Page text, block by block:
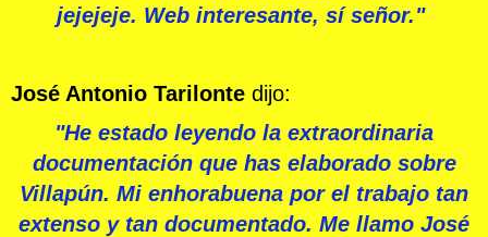
jejejeje. Web interesante, sí señor."
José Antonio Tarilonte dijo:
"He estado leyendo la extraordinaria
documentación que has elaborado sobre
Villapún. Mi enhorabuena por el trabajo tan
extenso y tan documentado. Me llamo José